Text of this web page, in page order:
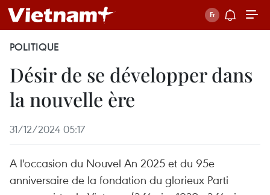
POLITIQUE
Désir de se développer dans
la nouvelle ère
31/12/2024 05:17
A l'occasion du Nouvel An 2025 et du 95e
anniversaire de la fondation du glorieux Parti